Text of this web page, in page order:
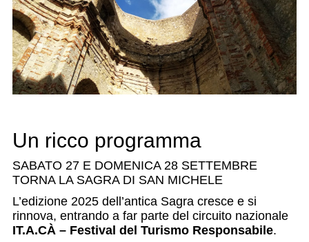
Un ricco programma
SABATO 27 E DOMENICA 28 SETTEMBRE
TORNA LA SAGRA DI SAN MICHELE
L’edizione 2025 dell’antica Sagra cresce e si
rinnova, entrando a far parte del circuito nazionale
IT.A.CÀ – Festival del Turismo Responsabile.